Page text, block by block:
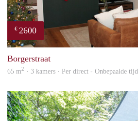
€ 2600
Borgerstraat
65 m2 · 3 kamers · Per direct - Onbepaalde tijd